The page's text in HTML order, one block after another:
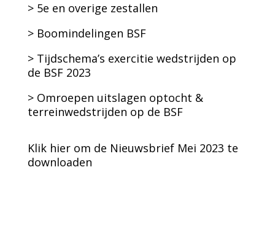
> 5e en overige zestallen
> Boomindelingen BSF
> Tijdschema’s exercitie wedstrijden op
de BSF 2023
> Omroepen uitslagen optocht &
terreinwedstrijden op de BSF
Klik hier om de Nieuwsbrief Mei 2023 te
downloaden